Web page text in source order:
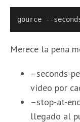
gource --
Merece la pena
–seconds-
vídeo por
–stop-at-
llegado al